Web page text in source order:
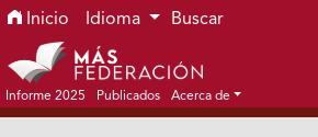
Ir al menú de navegación principal
Ir al contenido principal
Ir al pie de página del sitio
Inicio Idioma Buscar
Informe 2025 Publicados Acerca de